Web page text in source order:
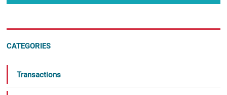
CATEGORIES
Transactions